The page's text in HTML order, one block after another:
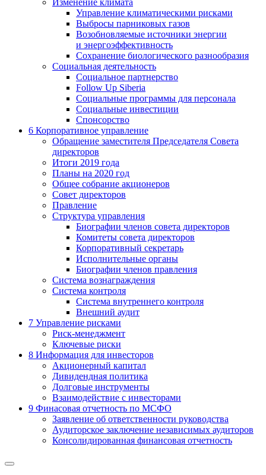
Изменение климата
Управление климатическими рисками
Выбросы парниковых газов
Возобновляемые источники энергии
и энергоэффективность
Сохранение биологического разнообразия
Социальная деятельность
Социальное партнерство
Follow Up Siberia
Социальные программы для персонала
Социальные инвестиции
Спонсорство
6 Корпоративное управление
Обращение заместителя Председателя Совета
директоров
Итоги 2019 года
Планы на 2020 год
Общее собрание акционеров
Совет директоров
Правление
Структура управления
Биографии членов совета директоров
Комитеты совета директоров
Корпоративный секретарь
Исполнительные органы
Биографии членов правления
Система вознаграждения
Система контроля
Система внутреннего контроля
Внешний аудит
7 Управление рисками
Риск-менеджмент
Ключевые риски
8 Информация для инвесторов
Акционерный капитал
Дивидендная политика
Долговые инструменты
Взаимодействие с инвеcторами
9 Финасовая отчетность по МСФО
Заявление об ответственности руководства
Аудиторское заключение независимых аудиторов
Консолидированная финансовая отчетность